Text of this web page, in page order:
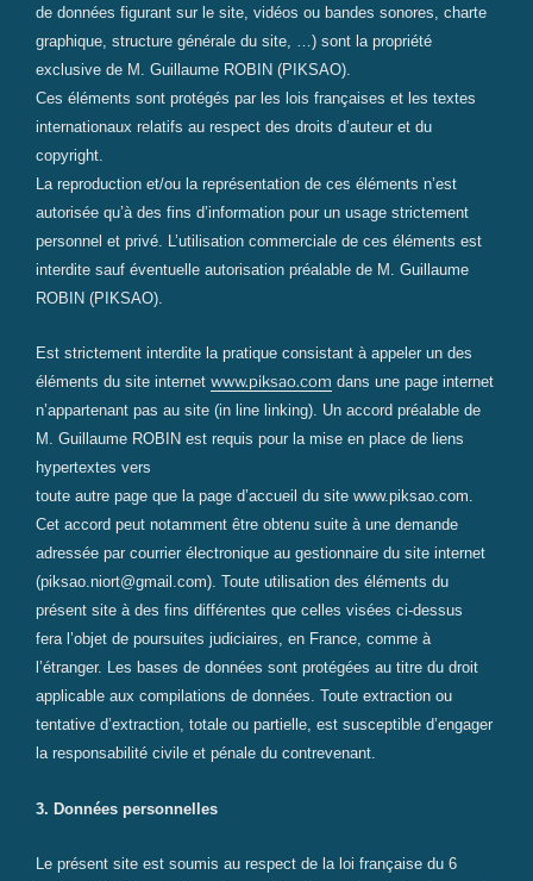
de données figurant sur le site, vidéos ou bandes sonores, charte
graphique, structure générale du site, …) sont la propriété
exclusive de M. Guillaume ROBIN (PIKSAO).
Ces éléments sont protégés par les lois françaises et les textes
internationaux relatifs au respect des droits d’auteur et du
copyright.
La reproduction et/ou la représentation de ces éléments n’est
autorisée qu’à des fins d’information pour un usage strictement
personnel et privé. L’utilisation commerciale de ces éléments est
interdite sauf éventuelle autorisation préalable de M. Guillaume
ROBIN (PIKSAO).
Est strictement interdite la pratique consistant à appeler un des
éléments du site internet www.piksao.com dans une page internet
n’appartenant pas au site (in line linking). Un accord préalable de
M. Guillaume ROBIN est requis pour la mise en place de liens
hypertextes vers
toute autre page que la page d’accueil du site www.piksao.com.
Cet accord peut notamment être obtenu suite à une demande
adressée par courrier électronique au gestionnaire du site internet
(piksao.niort@gmail.com). Toute utilisation des éléments du
présent site à des fins différentes que celles visées ci-­dessus
fera l’objet de poursuites judiciaires, en France, comme à
l’étranger. Les bases de données sont protégées au titre du droit
applicable aux compilations de données. Toute extraction ou
tentative d’extraction, totale ou partielle, est susceptible d’engager
la responsabilité civile et pénale du contrevenant.
3. Données personnelles
Le présent site est soumis au respect de la loi française du 6